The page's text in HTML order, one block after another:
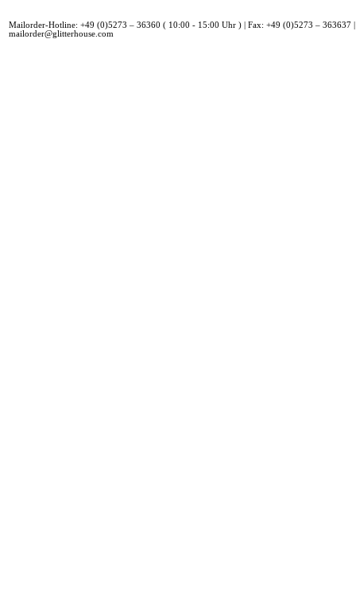
Mailorder-Hotline: +49 (0)5273 – 36360 ( 10:00 - 15:00 Uhr ) | Fax: +49 (0)5273 – 363637
mailorder@glitterhouse.com